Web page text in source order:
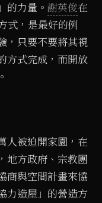
的力量。 謝英俊在
式，是最好的例
，只要不要將其視
方式完成，而開放
人被迫開家園，在
地方政府、宗教團
商與空間計畫來協
力造屋」的營造方